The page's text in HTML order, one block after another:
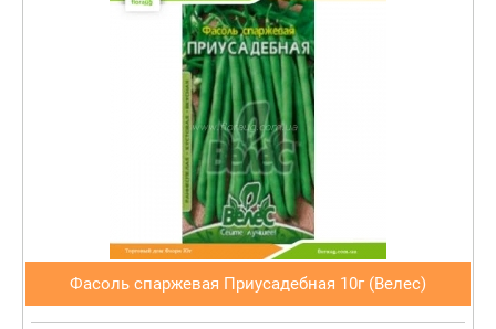
Фасоль спаржевая Приусадебная 10г (Велес)